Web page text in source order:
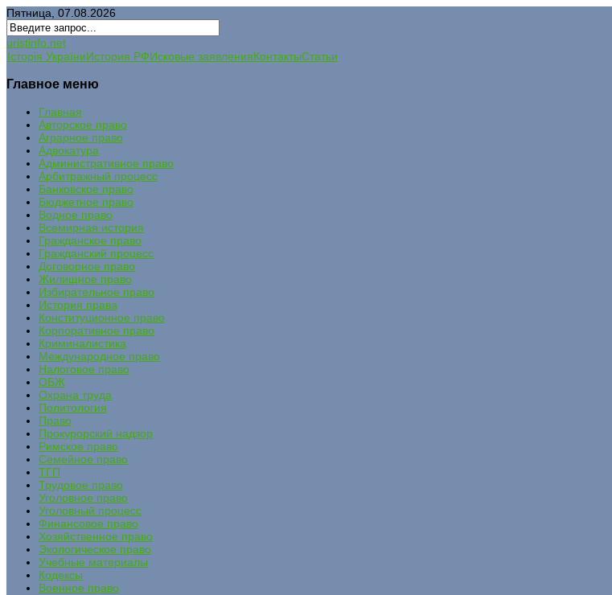
Пятница, 07.08.2026
uristinfo.net
Історія УкраїниИстория РФИсковые заявленияКонтактыСтатьи
Главное меню
Главная
Авторское право
Аграрное право
Адвокатура
Административное право
Арбитражный процесс
Банковское право
Бюджетное право
Водное право
Всемирная история
Гражданское право
Гражданский процесс
Договорное право
Жилищное право
Избирательное право
История права
Конституционное право
Корпоративное право
Криминалистика
Международное право
Налоговое право
ОБЖ
Охрана труда
Политология
Право
Прокурорский надзор
Римское право
Семейное право
ТГП
Трудовое право
Уголовное право
Уголовный процесс
Финансовое право
Хозяйственное право
Экологическое право
Учебные материалы
Кодексы
Военное право